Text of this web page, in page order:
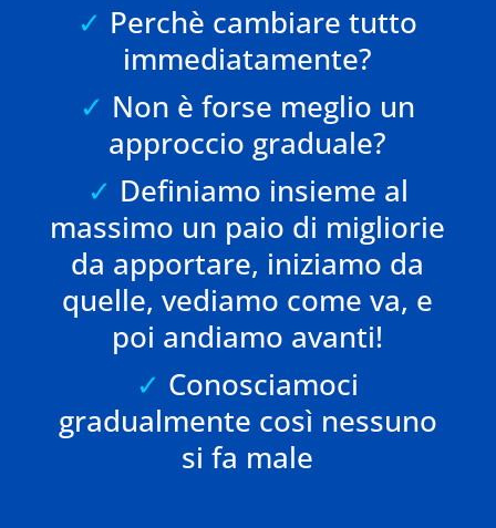
✓ Perchè cambiare tutto
immediatamente?
✓ Non è forse meglio un
approccio graduale?
✓ Definiamo insieme al
massimo un paio di migliorie
da apportare, iniziamo da
quelle, vediamo come va, e
poi andiamo avanti!
✓ Conosciamoci
gradualmente così nessuno
si fa male